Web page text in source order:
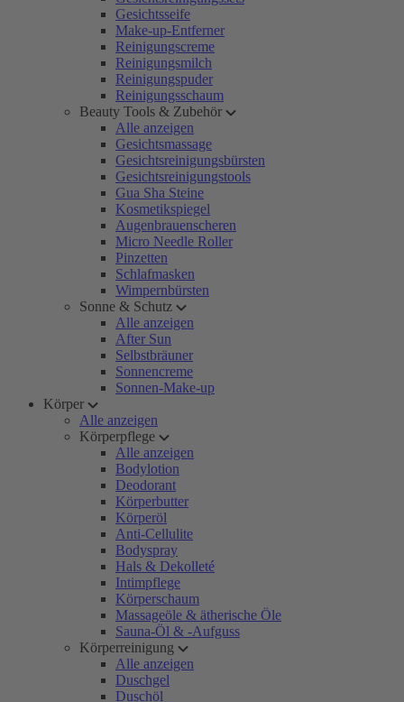
Gesichtsseife
Make-up-Entferner
Reinigungscreme
Reinigungsmilch
Reinigungspuder
Reinigungsschaum
Beauty Tools & Zubehör
Alle anzeigen
Gesichtsmassage
Gesichtsreinigungsbürsten
Gesichtsreinigungstools
Gua Sha Steine
Kosmetikspiegel
Augenbrauenscheren
Micro Needle Roller
Pinzetten
Schlafmasken
Wimpernbürsten
Sonne & Schutz
Alle anzeigen
After Sun
Selbstbräuner
Sonnencreme
Sonnen-Make-up
Körper
Alle anzeigen
Körperpflege
Alle anzeigen
Bodylotion
Deodorant
Körperbutter
Körperöl
Anti-Cellulite
Bodyspray
Hals & Dekolleté
Intimpflege
Körperschaum
Massageöle & ätherische Öle
Sauna-Öl & -Aufguss
Körperreinigung
Alle anzeigen
Duschgel
Duschöl